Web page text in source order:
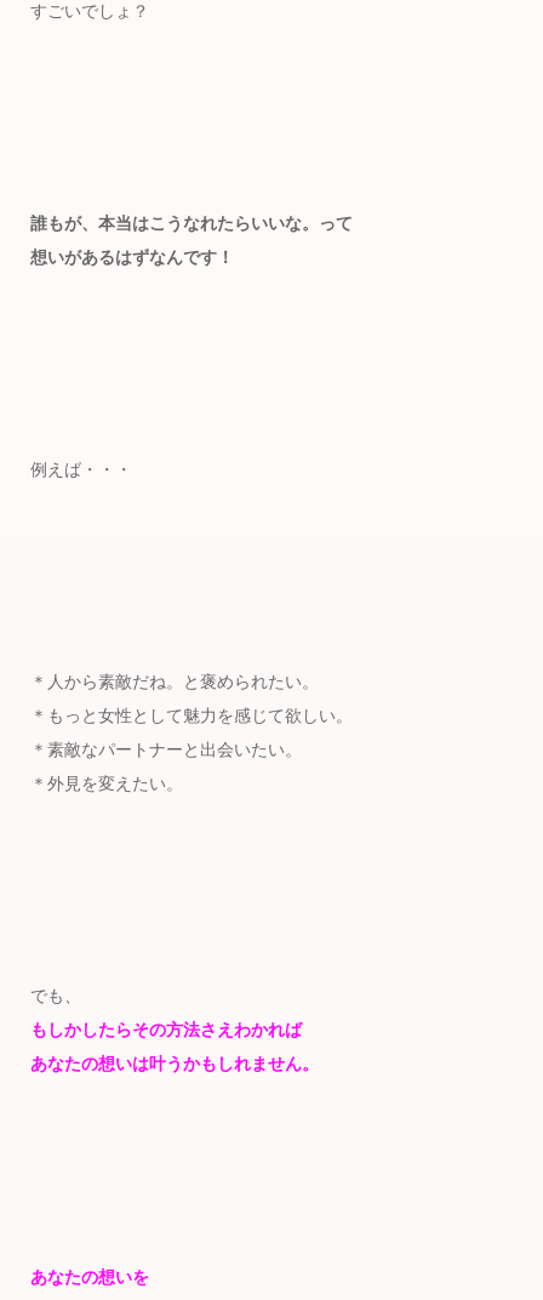
すごいでしょ？
誰もが、本当はこうなれたらいいな。って
想いがあるはずなんです！
例えば・・・
＊人から素敵だね。と褒められたい。
＊もっと女性として魅力を感じて欲しい。
＊素敵なパートナーと出会いたい。
＊外見を変えたい。
でも、
もしかしたらその方法さえわかれば
あなたの想いは叶うかもしれません。
あなたの想いを